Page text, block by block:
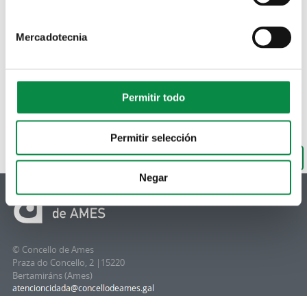
Mercadotecnia
Permitir todo
Permitir selección
Negar
Descargar documento
De volta ao buscador
© Concello de Ames
Praza do Concello, 2 |15220
Bertamiráns (Ames)